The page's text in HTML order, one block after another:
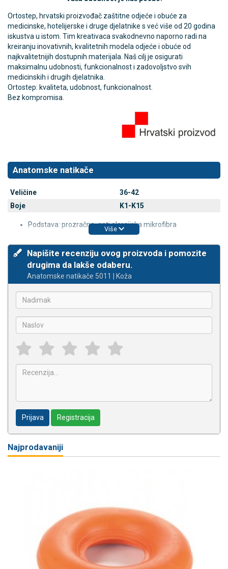
Ortostep, hrvatski proizvođač zaštitne odjeće i obuće za
medicinske, hotelijerske i druge djelatnike s već više od 20 godina
iskustva u istom. Tim kreativaca svakodnevno naporno radi na
kreiranju inovativnih, kvalitetnih modela odjeće i obuće od
najkvalitetnijih dostupnih materijala. Naš cilj je osigurati
maksimalnu udobnosti, funkcionalnost i zadovoljstvo svih
medicinskih i drugih djelatnika.
Ortostep: kvaliteta, udobnost, funkcionalnost.
Bez kompromisa.
Anatomske natikače
Veličine
36-42
Boje
K1-K15
Podstava: prozračna, anti alergijska mikrofibra
Više
Napišite recenziju ovog proizvoda i pomozite
drugima da lakše odaberu.
Anatomske natikače 5011 | Koža
Prijava Registracija
Najprodavaniji